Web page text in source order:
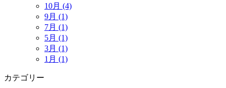
10月 (4)
9月 (1)
7月 (1)
5月 (1)
3月 (1)
1月 (1)
カテゴリー